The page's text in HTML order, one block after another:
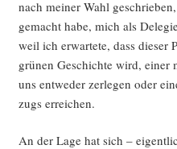
nach mei­ner Wahl
gemacht habe, mich als
weil ich erwar­te­te, dass die­ser
grü­nen Geschich­te wird, einer
uns ent­we­der zer­le­gen oder
zugs erreichen.
An der Lage hat sich –